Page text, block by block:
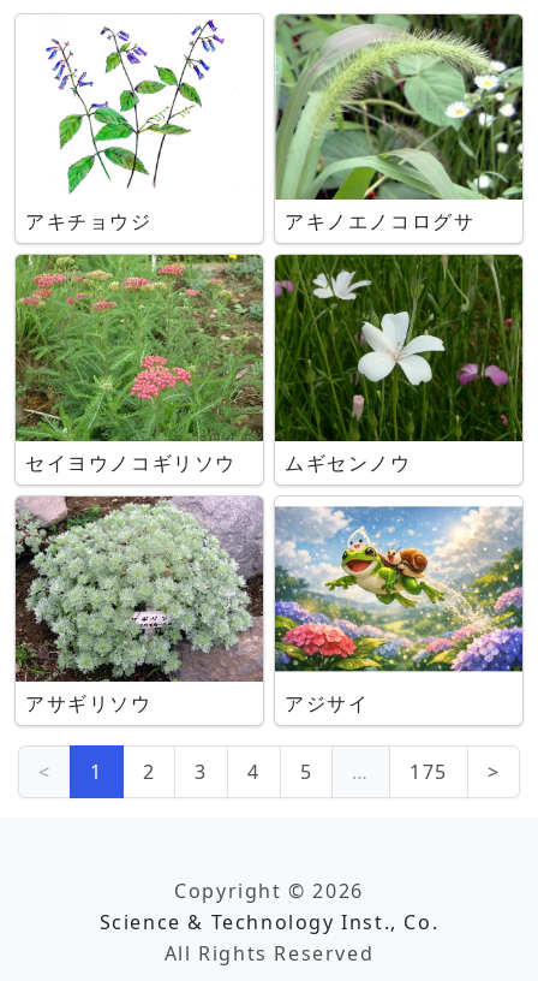
アキチョウジ アキノエノコログサ
セイヨウノコギリソウ ムギセンノウ
アサギリソウ アジサイ
< 1 2 3 4 5 … 175 >
Copyright © 2026
Science & Technology Inst., Co.
All Rights Reserved